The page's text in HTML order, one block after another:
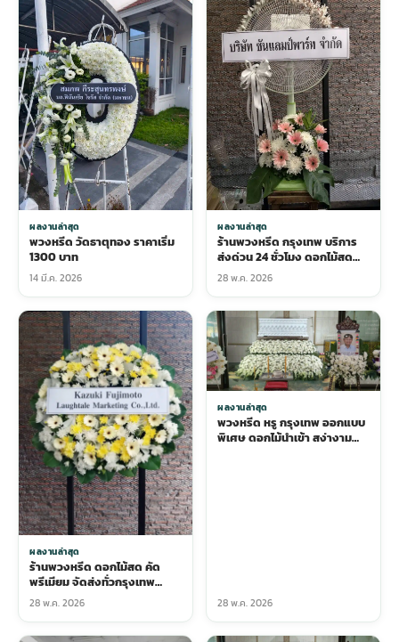
ผลงานล่าสุด
พวงหรีด วัดธาตุทอง ราคาเริ่ม
1300 บาท
14 มี.ค. 2026
ผลงานล่าสุด
ร้านพวงหรีด กรุงเทพ บริการ
ส่งด่วน 24 ชั่วโมง ดอกไม้สด
คุณภาพสูง
28 พ.ค. 2026
ผลงานล่าสุด
ร้านพวงหรีด ดอกไม้สด คัด
พรีเมียม จัดส่งทั่วกรุงเทพ
บริการใส่ใจ
28 พ.ค. 2026
ผลงานล่าสุด
พวงหรีด หรู กรุงเทพ ออกแบบ
พิเศษ ดอกไม้นำเข้า สง่างาม
28 พ.ค. 2026